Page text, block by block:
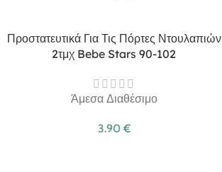
Προστατευτικά Για Τις Πόρτες Ντουλαπιών
2τμχ Bebe Stars 90-102
Άμεσα Διαθέσιμο
3.90 €